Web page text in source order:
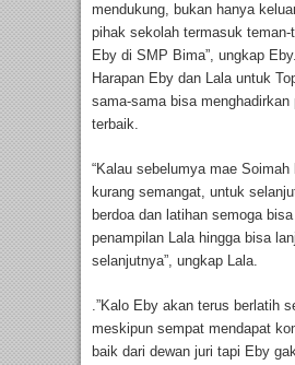
mendukung, bukan hanya
pihak sekolah termasuk
Eby di SMP Bima”, ungkap Eby.
Harapan Eby dan Lala untuk
sama-sama bisa menghadirkan
terbaik.
“Kalau sebelumya mae Soimah
kurang semangat, untuk
berdoa dan latihan semoga
penampilan Lala hingga bisa
selanjutnya”, ungkap Lala.
.”Kalo Eby akan terus berlatih
meskipun sempat mendapat
baik dari dewan juri tapi Eby